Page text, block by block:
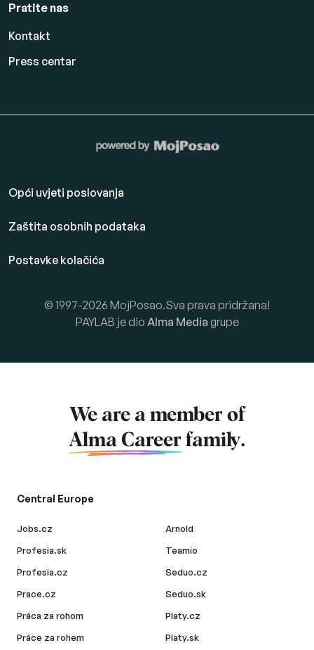
Pratite nas
Kontakt
Press centar
Opći uvjeti poslovanja
Zaštita osobnih podataka
Postavke kolačića
© 1997-2026 MojPosao.Sva prava pridržana!
PAYLAB je dio Alma Media grupe
We are a member of
Alma Career family.
Central Europe
Jobs.cz
Profesia.sk
Profesia.cz
Prace.cz
Práca za rohom
Práce za rohem
Arnold
Teamio
Seduo.cz
Seduo.sk
Platy.cz
Platy.sk